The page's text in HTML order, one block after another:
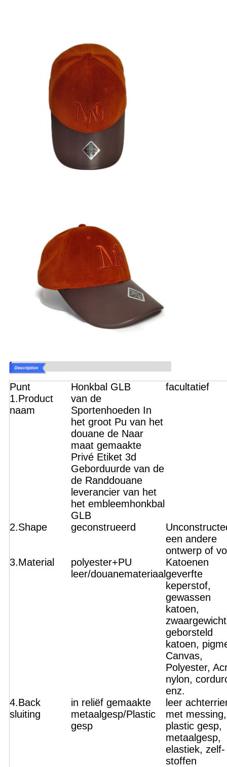
Punt Honkbal GLB
facultatief
1.Product
naam
van de
Sportenhoeden In
het groot Pu van het
douane de Naar
maat gemaakte
Privé Etiket 3d
Geborduurde van de
de Randdouane
leverancier van het
het embleemhonkbal
GLB
2.Shape
geconstrueerd
een andere
ontwerp of
3.Material
polyester+PU
leer/douanemateriaal
Katoenen
geverfte
keperstof,
gewassen
katoen,
zwaargewicht
geborsteld
katoen,
Canvas,
Polyester,
nylon,
enz.
4.Back
sluiting
in reliëf gemaakte
metaalgesp/Plastic
gesp
leer
met messing,
plastic gesp,
metaalgesp,
elastiek, zelf-
stoffen